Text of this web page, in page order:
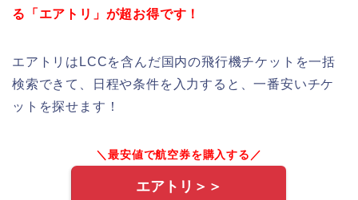
る「エアトリ」が超お得です！
エアトリはLCCを含んだ国内の飛行機チケットを一括
検索できて、日程や条件を入力すると、一番安いチケ
ットを探せます！
＼最安値で航空券を購入する／
エアトリ＞＞